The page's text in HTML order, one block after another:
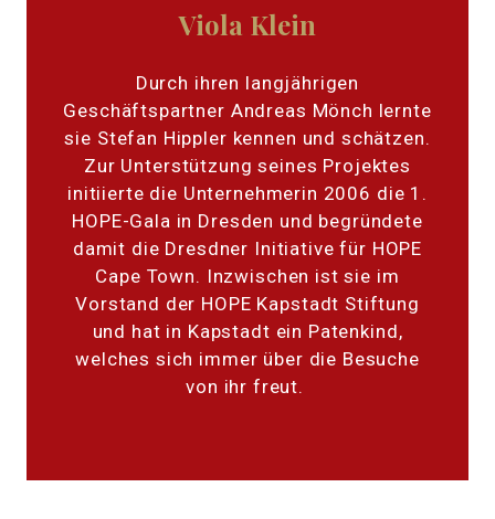
Viola Klein
Durch ihren langjährigen
Geschäftspartner Andreas Mönch lernte
sie Stefan Hippler kennen und schätzen.
Zur Unterstützung seines Projektes
initiierte die Unternehmerin 2006 die 1.
HOPE-Gala in Dresden und begründete
damit die Dresdner Initiative für HOPE
Cape Town. Inzwischen ist sie im
Vorstand der HOPE Kapstadt Stiftung
und hat in Kapstadt ein Patenkind,
welches sich immer über die Besuche
von ihr freut.